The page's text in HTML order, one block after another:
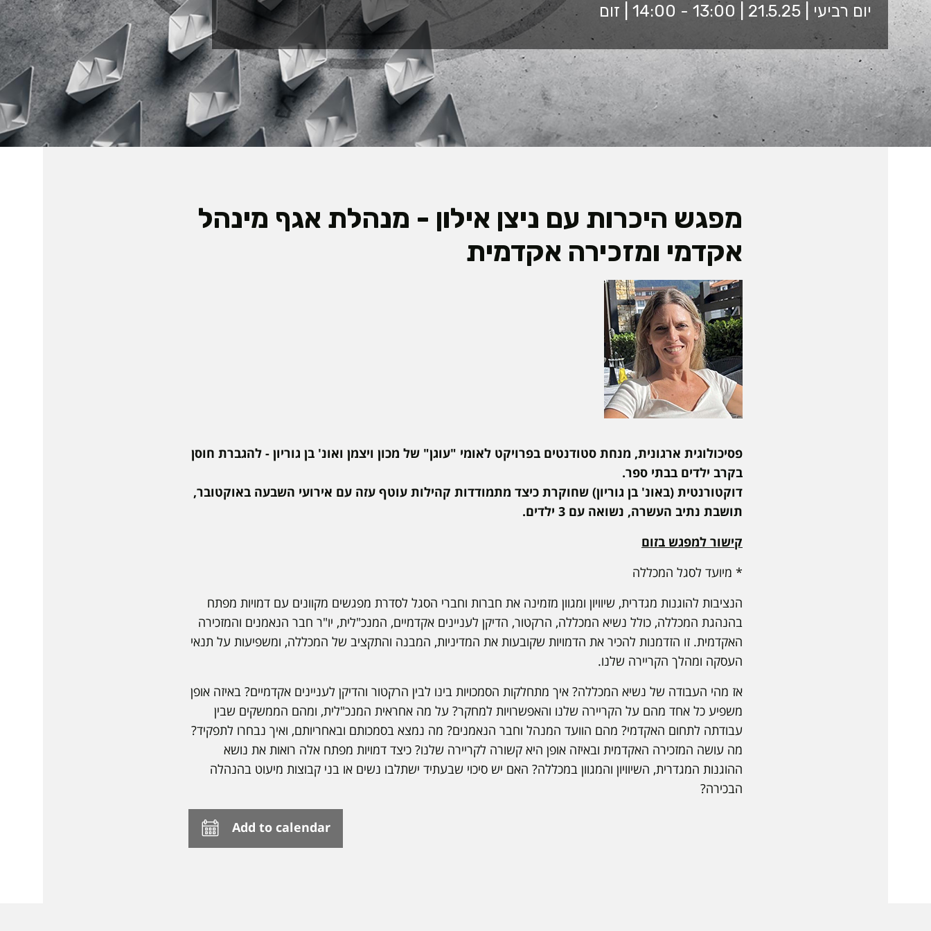
יום רביעי | 21.5.25 | 13:00 - 14:00 | זום
מפגש היכרות עם ניצן אילון - מנהלת אגף מינהל
אקדמי ומזכירה אקדמית
פסיכולוגית ארגונית, מנחת סטודנטים בפרויקט לאומי "עוגן" של מכון ויצמן ואונ' בן גוריון - להגברת חוסן
בקרב ילדים בבתי ספר.
דוקטורנטית (באונ' בן גוריון) שחוקרת כיצד מתמודדות קהילות עוטף עזה עם אירועי השבעה באוקטובר,
תושבת נתיב העשרה, נשואה עם 3 ילדים.
קישור למפגש בזום
* מיועד לסגל המכללה
הנציבות להוגנות מגדרית, שיוויון ומגוון מזמינה את חברות וחברי הסגל לסדרת מפגשים מקוונים עם דמויות מפתח
בהנהגת המכללה, כולל נשיא המכללה, הרקטור, הדיקן לעניינים אקדמיים, המנכ"לית, יו"ר חבר הנאמנים והמזכירה
האקדמית. זו הזדמנות להכיר את הדמויות שקובעות את המדיניות, המבנה והתקציב של המכללה, ומשפיעות על תנאי
העסקה ומהלך הקריירה שלנו.
אז מהי העבודה של נשיא המכללה? איך מתחלקות הסמכויות בינו לבין הרקטור והדיקן לעניינים אקדמיים? באיזה אופן
משפיע כל אחד מהם על הקריירה שלנו והאפשרויות למחקר? על מה אחראית המנכ"לית, ומהם הממשקים שבין
עבודתה לתחום האקדמי? מהם הוועד המנהל וחבר הנאמנים? מה נמצא בסמכותם ובאחריותם, ואיך נבחרו לתפקיד?
מה עושה המזכירה האקדמית ובאיזה אופן היא קשורה לקריירה שלנו? כיצד דמויות מפתח אלה רואות את נושא
ההוגנות המגדרית, השיוויון והמגוון במכללה? האם יש סיכוי שבעתיד ישתלבו נשים או בני קבוצות מיעוט בהנהלה
הבכירה?
Add to calendar